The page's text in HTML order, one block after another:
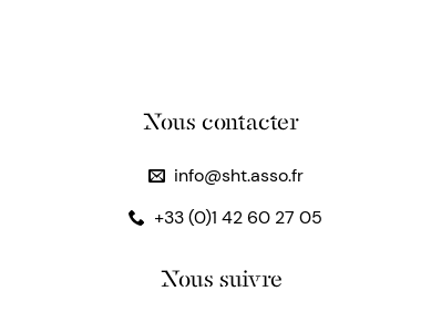
Nous contacter
info@sht.asso.fr
+33 (0)1 42 60 27 05
Nous suivre